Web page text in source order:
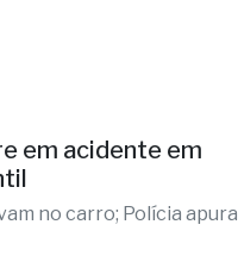
em acidente em
no carro; Polícia apura